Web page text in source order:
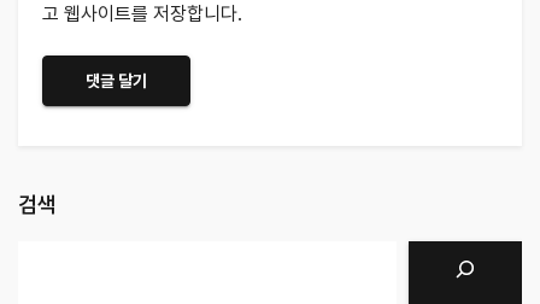
고 웹사이트를 저장합니다.
검색